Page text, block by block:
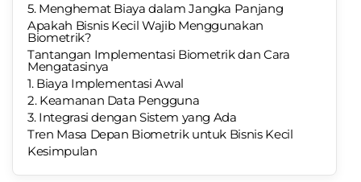
5. Menghemat Biaya dalam Jangka Panjang
Apakah Bisnis Kecil Wajib Menggunakan
Biometrik?
Tantangan Implementasi Biometrik dan Cara
Mengatasinya
1. Biaya Implementasi Awal
2. Keamanan Data Pengguna
3. Integrasi dengan Sistem yang Ada
Tren Masa Depan Biometrik untuk Bisnis Kecil
Kesimpulan